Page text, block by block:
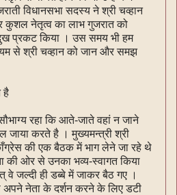
विधानसभा सदस्य ने श्री चव्हान
कुशल नेतृत्व का लाभ गुजरात को
दुख प्रकट किया । उस समय भी हम
से श्री चव्हान को जान और समझ
है
रहा कि आते-जाते वहां न जाने
जाया करते है । मुख्यमन्त्री श्री
की एक बैठक में भाग लेने जा रहे थे
की ओर से उनका भव्य-स्वागत किया
वे जल्दी ही डब्बे में जाकर बैठ गए ।
अपने नेता के दर्शन करने के लिए डटी